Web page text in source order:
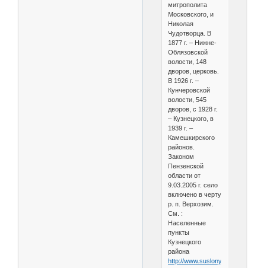
митрополита
Московского, и
Николая
Чудотворца. В
1877 г. – Нижне-
Облязовской
волости, 148
дворов, церковь.
В 1926 г. –
Кунчеровской
волости, 545
дворов, с 1928 г.
– Кузнецкого, в
1939 г. –
Камешкирского
районов.
Законом
Пензенской
области от
9.03.2005 г. село
включено в черту
р. п. Верхозим.
См. :
Населенные
пункты
Кузнецкого
района
http://www.suslony.ru/